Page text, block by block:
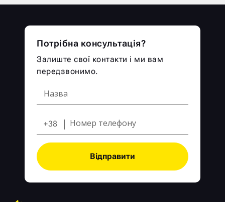
Потрібна консультація?
Залиште свої контакти і ми вам
передзвонимо.
+38
Відправити